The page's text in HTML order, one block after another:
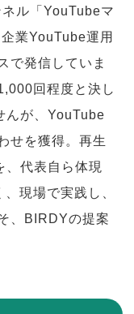
ル「YouTubeマ
業YouTube運用
で発信していま
回程度と決し
んが、YouTube
せを獲得。再生
、代表自ら体現
現場で実践し、
、BIRDYの提案